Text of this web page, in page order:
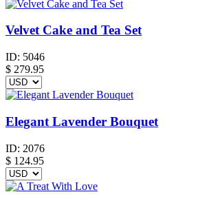
Velvet Cake and Tea Set
ID: 5046
$ 279.95
Elegant Lavender Bouquet
ID: 2076
$ 124.95